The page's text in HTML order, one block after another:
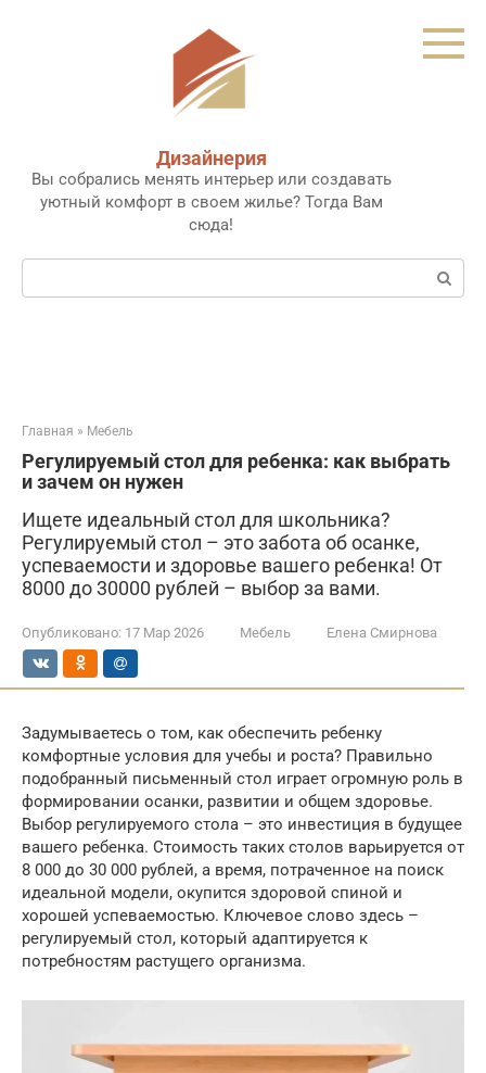
Дизайнерия
Вы собрались менять интерьер или создавать
уютный комфорт в своем жилье? Тогда Вам
сюда!
Поиск:
Главная » Мебель
Регулируемый стол для ребенка: как выбрать
и зачем он нужен
Ищете идеальный стол для школьника?
Регулируемый стол – это забота об осанке,
успеваемости и здоровье вашего ребенка! От
8000 до 30000 рублей – выбор за вами.
Опубликовано: 17 Мар 2026 Мебель Елена Смирнова
Задумываетесь о том, как обеспечить ребенку
комфортные условия для учебы и роста? Правильно
подобранный письменный стол играет огромную роль в
формировании осанки, развитии и общем здоровье.
Выбор регулируемого стола – это инвестиция в будущее
вашего ребенка. Стоимость таких столов варьируется от
8 000 до 30 000 рублей, а время, потраченное на поиск
идеальной модели, окупится здоровой спиной и
хорошей успеваемостью. Ключевое слово здесь –
регулируемый стол, который адаптируется к
потребностям растущего организма.